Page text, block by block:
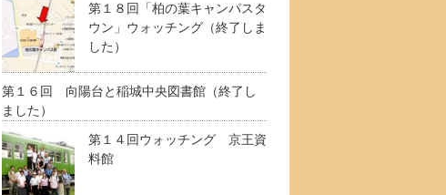
第１８回「柏の葉キャンパスタ
ウン」ウォッチング（終了しま
した）
第１６回 向陽台と稲城中央図書館（終了し
ました）
第１４回ウォッチング 京王資
料館